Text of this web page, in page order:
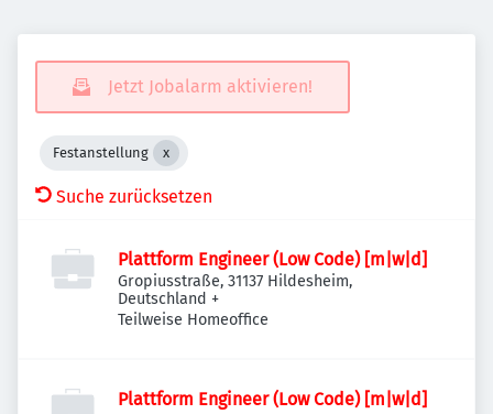
Jetzt Jobalarm aktivieren!
Festanstellung
Suche zurücksetzen
Plattform Engineer (Low Code) [m|w|d]
Gropiusstraße, 31137 Hildesheim,
Deutschland +
Teilweise Homeoffice
Plattform Engineer (Low Code) [m|w|d]